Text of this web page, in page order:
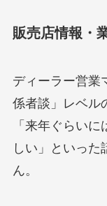
販売店情報・
ディーラー営業
係者談」レベル
「来年ぐらい
しい」といった
ん。